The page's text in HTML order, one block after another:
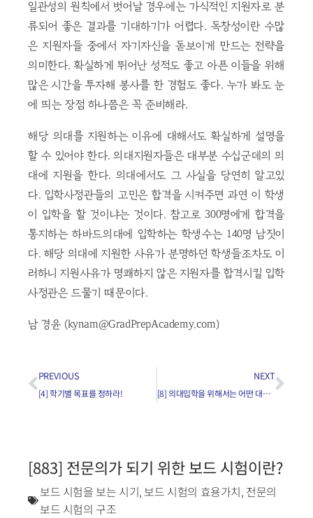
일관성의 원칙에서 벗어날 경우에는 가식적인 지원자로 분
류되어 좋은 결과를 기대하기가 어렵다. 독창성이란 수많
은 지원자들 중에서 자기자신을 돋보이게 만드는 전략을
의미한다. 확실하게 뛰어난 성적도 좋고 아픈 이들을 위해
많은 시간을 투자해 봉사를 한 경험도 좋다. 누가 봐도 눈
에 띄는 장점 하나쯤은 꼭 준비해라.
해당 의대를 지원하는 이유에 대해서도 확실하게 설명을
할 수 있어야 한다. 의대지원자들은 대부분 수십군데의 의
대에 지원을 한다. 의대에서도 그 사실을 당연히 알고있
다. 입학사정관들의 고민은 합격을 시켜주면 과연 이 학생
이 입학을 할 것이냐는 것이다. 참고로 300명에게 합격을
통지하는 하바드의대에 입학하는 학생수는 140명 남짓이
다. 해당 의대에 지원한 사유가 분명하던 학생들조차도 이
러하니 지원사유가 명쾌하지 않은 지원자를 합격시킬 입학
사정관은 드물기 때문이다.
남 경윤 (kynam@GradPrepAcademy.com)
PREVIOUS
[4] 학기별 목표를 정하라!
NEXT
[8] 의대입학을 위해서는 어떤 대학에 진학하는게 좋은가요?
[883] 전문의가 되기 위한 보드 시험이란?
보드 시험을 보는 시기, 보드 시험의 효용가치, 전문의
보드 시험의 구조